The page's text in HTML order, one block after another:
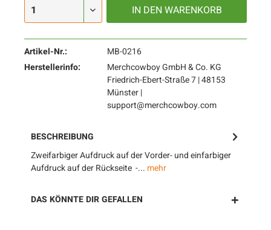
IN DEN WARENKORB
Artikel-Nr.:
MB-0216
Herstellerinfo:
Merchcowboy GmbH & Co. KG
Friedrich-Ebert-Straße 7 | 48153
Münster |
support@merchcowboy.com
BESCHREIBUNG
Zweifarbiger Aufdruck auf der Vorder- und einfarbiger
Aufdruck auf der Rückseite -... mehr
DAS KÖNNTE DIR GEFALLEN